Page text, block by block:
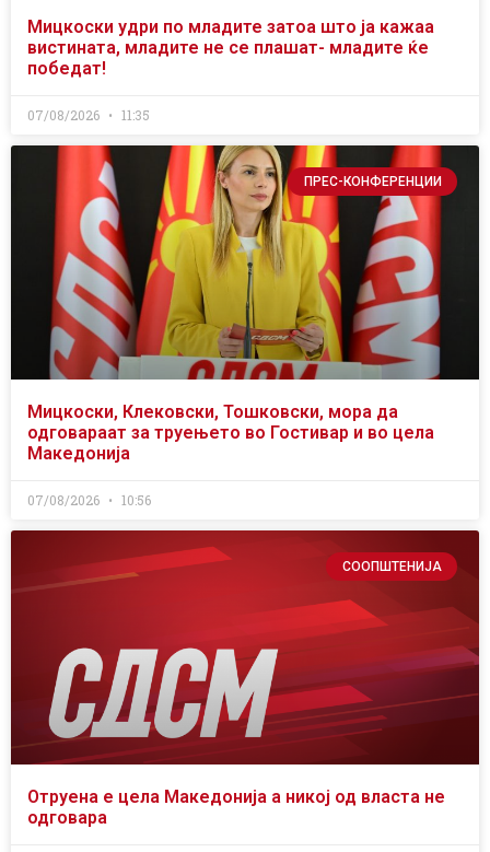
Мицкоски удри по младите затоа што ја кажаа
вистината, младите не се плашат- младите ќе
победат!
07/08/2026 11:35
ПРЕС-КОНФЕРЕНЦИИ
Мицкоски, Клековски, Тошковски, мора да
одговараат за труењето во Гостивар и во цела
Македонија
07/08/2026 10:56
СООПШТЕНИЈА
Отруена е цела Македонија а никој од власта не
одговара